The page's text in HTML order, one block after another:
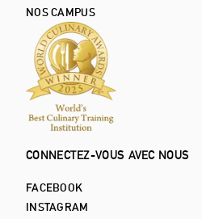
NOS CAMPUS
CONNECTEZ-VOUS AVEC NOUS
FACEBOOK
INSTAGRAM